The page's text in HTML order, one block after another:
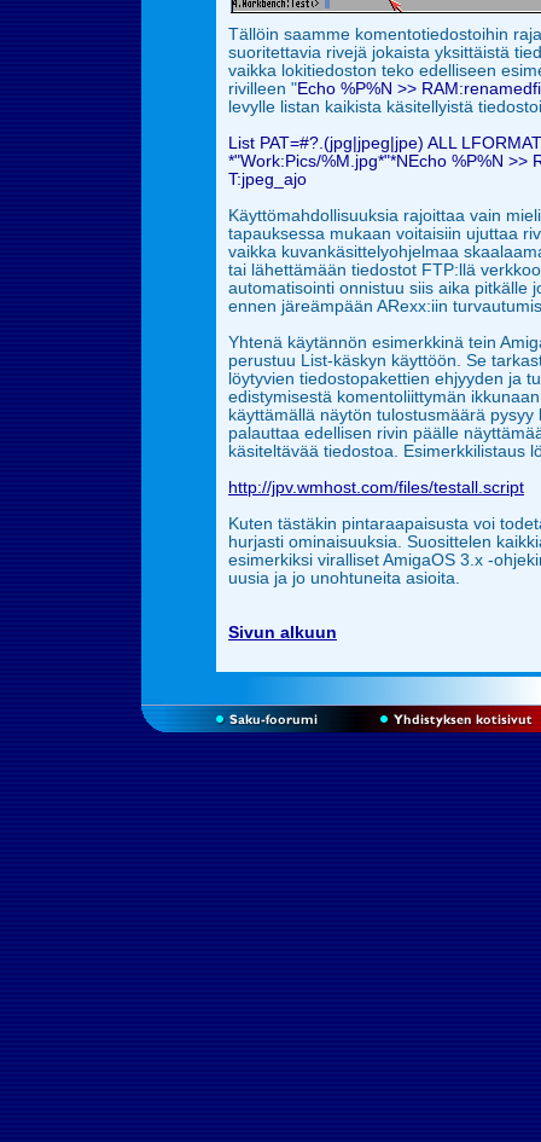
Tällöin saamme komentotiedostoihin
suoritettavia rivejä jokaista yksittäistä
vaikka lokitiedoston teko edelliseen
rivilleen "Echo %P%N >>
levylle listan kaikista käsitellyistä
List PAT=#?.(jpg|jpeg|jpe) ALL
*"Work:Pics/%M.jpg*"*NEcho %P%N >>
T:jpeg_ajo
Käyttömahdollisuuksia rajoittaa vain
tapauksessa mukaan voitaisiin ujuttaa
vaikka kuvankäsittelyohjelmaa
tai lähettämään tiedostot FTP:llä
automatisointi onnistuu siis aika pitkälle
ennen järeämpään ARexx:iin
Yhtenä käytännön esimerkkinä tein
perustuu List-käskyn käyttöön. Se
löytyvien tiedostopakettien ehjyyden ja
edistymisestä komentoliittymän
käyttämällä näytön tulostusmäärä pysyy
palauttaa edellisen rivin päälle
käsiteltävää tiedostoa. Esimerkkilistaus
http://jpv.wmhost.com/files/testall.script
Kuten tästäkin pintaraapaisusta voi
hurjasti ominaisuuksia. Suosittelen
esimerkiksi viralliset AmigaOS 3.x -
uusia ja jo unohtuneita asioita.
Sivun alkuun